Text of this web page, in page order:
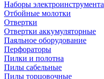
Наборы электроинструмента
Отбойные молотки
Отвертки
Отвертки аккумуляторные
Паяльное оборудование
Перфораторы
Пилки и полотна
Пилы сабельные
Пилы торцовочные